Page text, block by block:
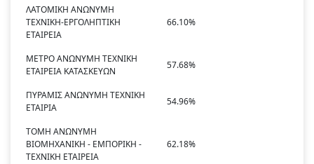
ΛΑΤΟΜΙΚΗ ΑΝΩΝΥΜΗ
ΤΕΧΝΙΚΗ-ΕΡΓΟΛΗΠΤΙΚΗ
ΕΤΑΙΡΕΙΑ
66.10%
ΜΕΤΡΟ ΑΝΩΝΥΜΗ ΤΕΧΝΙΚΗ
ΕΤΑΙΡΕΙΑ ΚΑΤΑΣΚΕΥΩΝ
57.68%
ΠΥΡΑΜΙΣ ΑΝΩΝΥΜΗ ΤΕΧΝΙΚΗ
ΕΤΑΙΡΙΑ
54.96%
ΤΟΜΗ ΑΝΩΝΥΜΗ
ΒΙΟΜΗΧΑΝΙΚΗ - ΕΜΠΟΡΙΚΗ -
ΤΕΧΝΙΚΗ ΕΤΑΙΡΕΙΑ
62.18%